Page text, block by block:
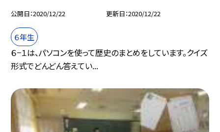
公開日 2020/12/22 更新日 2020/12/22
６年生
６−１は、パソコンを使って歴史のまとめをしています。クイズ
形式でどんどん答えてい...